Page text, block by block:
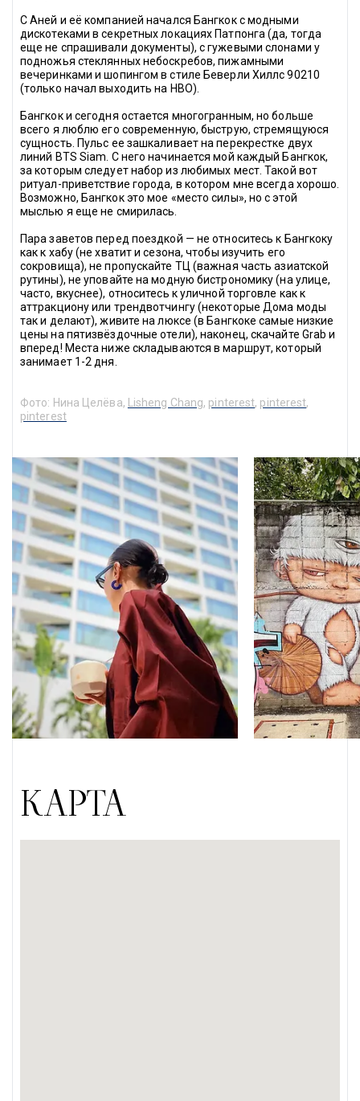
С Аней и её компанией начался Бангкок с модными
дискотеками в секретных локациях Патпонга (да, тогда
еще не спрашивали документы), с гужевыми слонами у
подножья стеклянных небоскребов, пижамными
вечеринками и шопингом в стиле Беверли Хиллс 90210
(только начал выходить на HBO).
Бангкок и сегодня остается многогранным, но больше
всего я люблю его современную, быструю, стремящуюся
сущность. Пульс ее зашкаливает на перекрестке двух
линий BTS Siam. С него начинается мой каждый Бангкок,
за которым следует набор из любимых мест. Такой вот
ритуал-приветствие города, в котором мне всегда хорошо.
Возможно, Бангкок это мое «место силы», но с этой
мыслью я еще не смирилась.
Пара заветов перед поездкой — не относитесь к Бангкоку
как к хабу (не хватит и сезона, чтобы изучить его
сокровища), не пропускайте ТЦ (важная часть азиатской
рутины), не уповайте на модную бистрономику (на улице,
часто, вкуснее), относитесь к уличной торговле как к
аттракциону или трендвотчингу (некоторые Дома моды
так и делают), живите на люксе (в Бангкоке самые низкие
цены на пятизвёздочные отели), наконец, скачайте Grab и
вперед! Места ниже складываются в маршрут, который
занимает 1-2 дня.
Фото: Нина Целёва, Lisheng Chang, pinterest, pinterest
pinterest
КАРТА